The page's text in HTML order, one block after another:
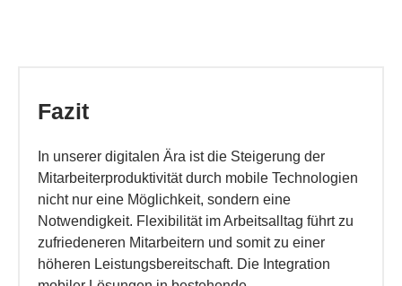
Fazit
In unserer digitalen Ära ist die Steigerung der
Mitarbeiterproduktivität durch mobile Technologien
nicht nur eine Möglichkeit, sondern eine
Notwendigkeit. Flexibilität im Arbeitsalltag führt zu
zufriedeneren Mitarbeitern und somit zu einer
höheren Leistungsbereitschaft. Die Integration